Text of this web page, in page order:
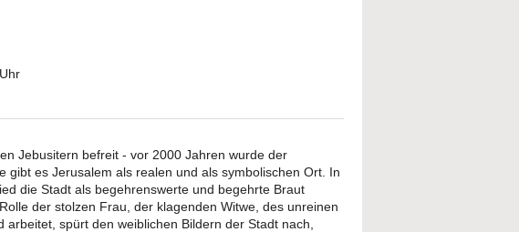
Jebusitern befreit - vor 2000 Jahren wurde der
gibt es Jerusalem als realen und als symbolischen Ort. In
die Stadt als begehrenswerte und begehrte Braut
der stolzen Frau, der klagenden Witwe, des unreinen
spürt den weiblichen Bildern der Stadt nach,